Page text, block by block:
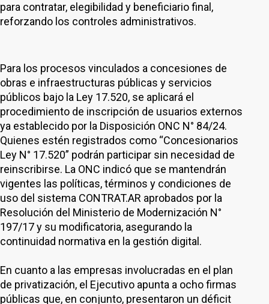
para contratar, elegibilidad y beneficiario final,
reforzando los controles administrativos.
Para los procesos vinculados a concesiones de
obras e infraestructuras públicas y servicios
públicos bajo la Ley 17.520, se aplicará el
procedimiento de inscripción de usuarios externos
ya establecido por la Disposición ONC N° 84/24.
Quienes estén registrados como “Concesionarios
Ley N° 17.520” podrán participar sin necesidad de
reinscribirse. La ONC indicó que se mantendrán
vigentes las políticas, términos y condiciones de
uso del sistema CONTRAT.AR aprobados por la
Resolución del Ministerio de Modernización N°
197/17 y su modificatoria, asegurando la
continuidad normativa en la gestión digital.
En cuanto a las empresas involucradas en el plan
de privatización, el Ejecutivo apunta a ocho firmas
públicas que, en conjunto, presentaron un déficit